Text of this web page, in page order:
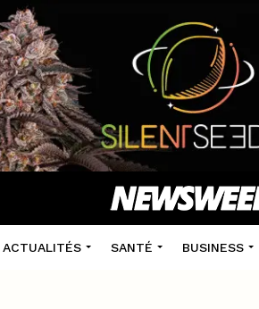
ACTUALITÉS SANTÉ BUSINESS